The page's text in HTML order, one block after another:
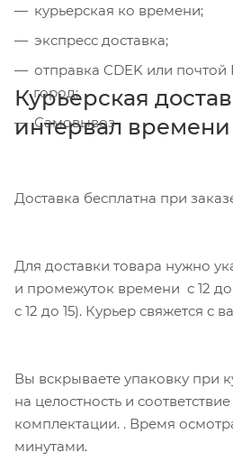
курьерская ко времени;
экспресс доставка;
отправка CDEK или почтой
город;
Самовывоз
Курьерская
интервал времени
Доставка бесплатна при
Для доставки товара нужно
и промежуток времени с 12
с 12 до 15). Курьер свяжется с
Вы вскрываете упаковку при
на целостность и
комплектации. . Время
минутами.